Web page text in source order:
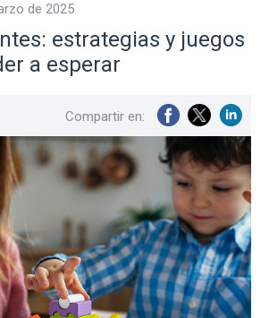
de 2025
estrategias y juegos
a esperar
Compartir en: